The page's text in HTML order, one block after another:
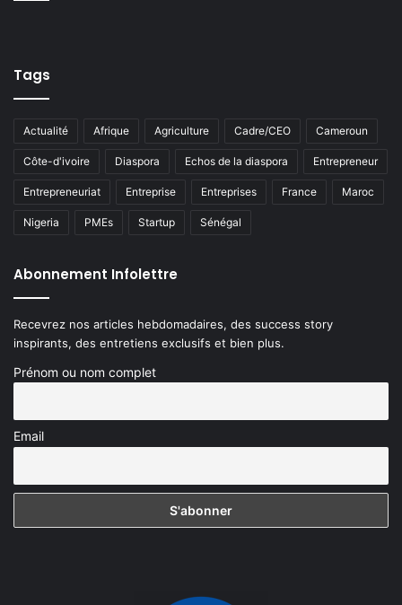
Tags
Actualité Afrique Agriculture Cadre/CEO Cameroun
Côte-d'ivoire Diaspora Echos de la diaspora Entrepreneur
Entrepreneuriat Entreprise Entreprises France Maroc
Nigeria PMEs Startup Sénégal
Abonnement Infolettre
Recevrez nos articles hebdomadaires, des success story
inspirants, des entretiens exclusifs et bien plus.
Prénom ou nom complet
Email